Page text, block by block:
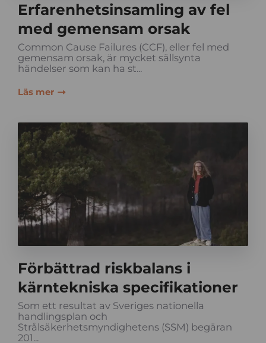
Erfarenhetsinsamling av fel
med gemensam orsak
Common Cause Failures (CCF), eller fel med
gemensam orsak, är mycket sällsynta
händelser som kan ha st...
Läs mer
Förbättrad riskbalans i
kärntekniska specifikationer
Som ett resultat av Sveriges nationella
handlingsplan och
Strålsäkerhetsmyndighetens (SSM) begäran
201...